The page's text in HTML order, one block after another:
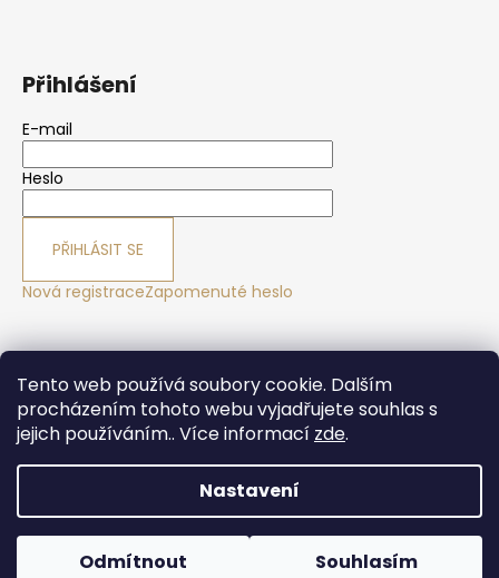
Tento web používá soubory cookie. Dalším
procházením tohoto webu vyjadřujete souhlas s
jejich používáním.. Více informací zde.
Nastavení
Odmítnout Souhlasím
Přihlášení
E-mail
Heslo
PŘIHLÁSIT SE
Nová registraceZapomenuté heslo
Yoga sport Frýdek - Místek Yogové studio Maralák
Hotel Maralák
Copyright 2026Yogasport Shop. Všechna práva
vyhrazena.
Upravit nastavení cookies